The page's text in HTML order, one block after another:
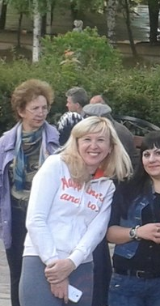
Перейти к основному